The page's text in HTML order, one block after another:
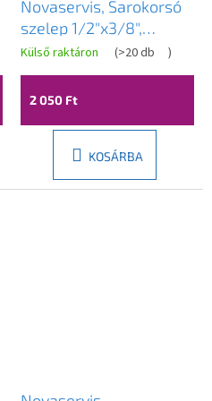
Novaservis, Sarokorsó
szelep 1/2"x3/8",
Z1238G
Külső raktáron (>20 db )
2 050 Ft
KOSÁRBA